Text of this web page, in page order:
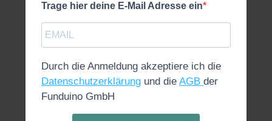
Trage hier deine E-Mail Adresse ein
Durch die Anmeldung akzeptiere ich die
Datenschutzerklärung und die AGB der
Funduino GmbH